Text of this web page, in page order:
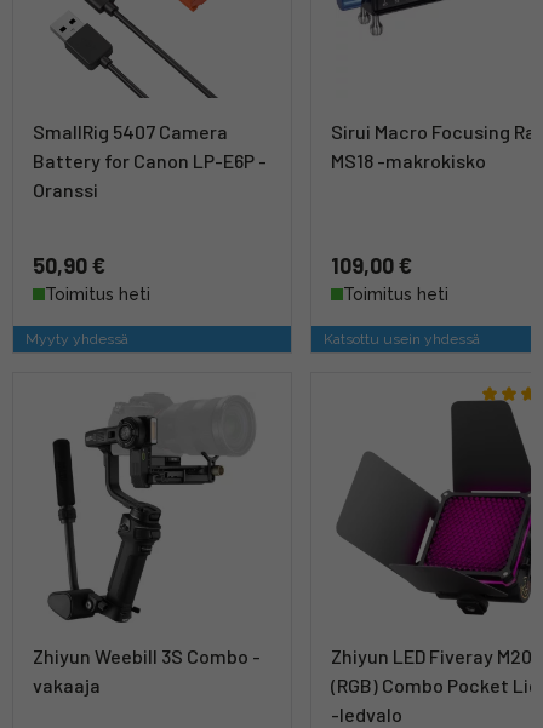
SmallRig 5407 Camera
Battery for Canon LP-E6P -
Oranssi
50,90 €
Toimitus heti
Myyty yhdessä
Sirui Macro Focusing
MS18 -makrokisko
109,00 €
Toimitus heti
Katsottu usein yhdessä
Zhiyun Weebill 3S Combo -
vakaaja
Zhiyun LED Fiveray
(RGB) Combo Pocket
-ledvalo